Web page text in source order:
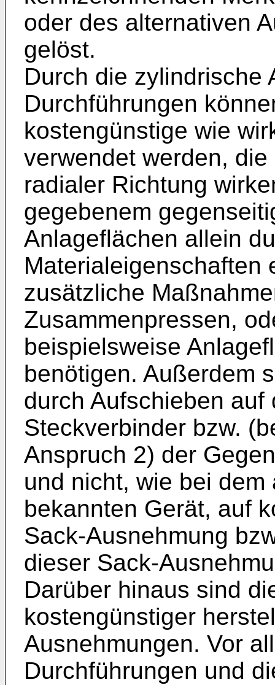
oder des alternativen
gelöst.
Durch die zylindrische
Durchführungen
kostengünstige wie
verwendet werden,
radialer Richtung
gegebenem
Anlageflächen allein
Materialeigenschaften
zusätzliche
Zusammenpressen,
beispielsweise
benötigen. Außerdem
durch Aufschieben
Steckverbinder bzw.
Anspruch 2) der
und nicht, wie bei
bekannten Gerät, auf
Sack-Ausnehmung
dieser Sack-
Darüber hinaus sind
kostengünstiger
Ausnehmungen. Vor
Durchführungen und